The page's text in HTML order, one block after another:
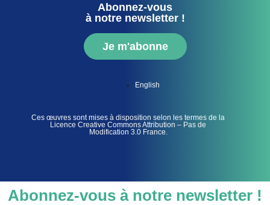
Abonnez-vous
à notre newsletter !
Je m'abonne
English
Ces œuvres sont mises à disposition selon les termes de la
Licence Creative Commons Attribution – Pas de
Modification 3.0 France.
Abonnez-vous à notre newsletter !